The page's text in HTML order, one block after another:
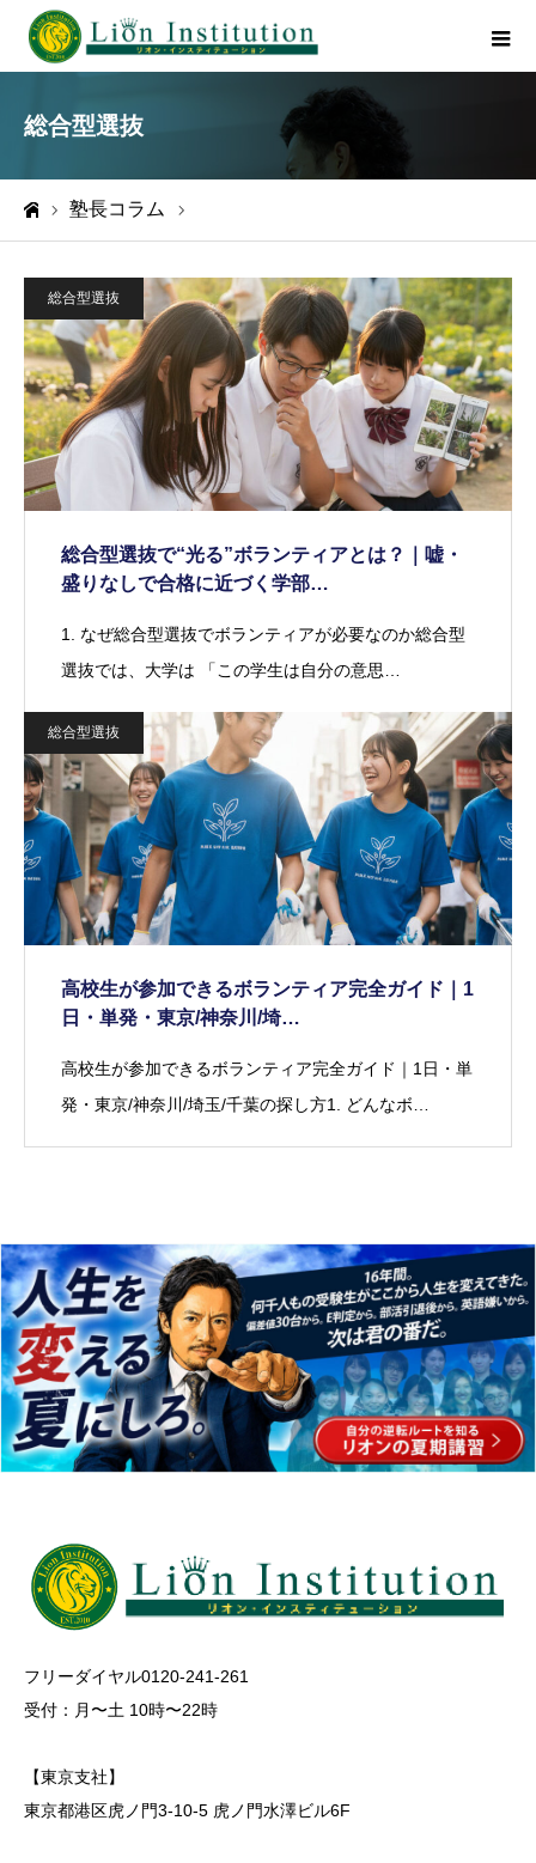
総合型選抜
塾長コラム
総合型選抜
総合型選抜で“光る”ボランティアとは？｜嘘・
盛りなしで合格に近づく学部…
1. なぜ総合型選抜でボランティアが必要なのか総合型
選抜では、大学は 「この学生は自分の意思…
総合型選抜
高校生が参加できるボランティア完全ガイド｜1
日・単発・東京/神奈川/埼…
高校生が参加できるボランティア完全ガイド｜1日・単
発・東京/神奈川/埼玉/千葉の探し方1. どんなボ…
フリーダイヤル0120-241-261
受付：月〜土 10時〜22時
【東京支社】
東京都港区虎ノ門3-10-5 虎ノ門水澤ビル6F